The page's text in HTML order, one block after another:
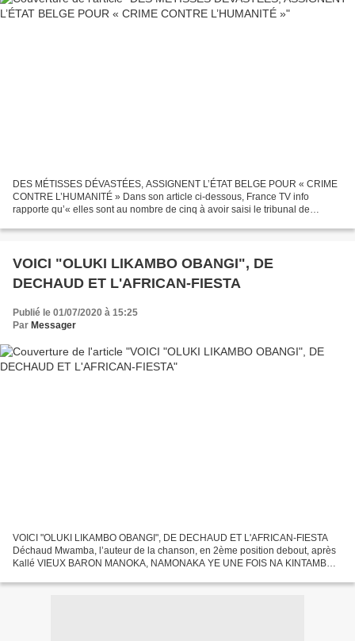
DES MÉTISSES DÉVASTÉES, ASSIGNENT L’ÉTAT BELGE POUR « CRIME
CONTRE L’HUMANITÉ » Dans son article ci-dessous, France TV info
rapporte qu’« elles sont au nombre de cinq à avoir saisi le tribunal de
VOICI "OLUKI LIKAMBO OBANGI", DE
DECHAUD ET L'AFRICAN-FIESTA
Publié le 01/07/2020 à 15:25
Par Messager
VOICI "OLUKI LIKAMBO OBANGI", DE DECHAUD ET L'AFRICAN-FIESTA
Déchaud Mwamba, l’auteur de la chanson, en 2ème position debout, après
Kallé VIEUX BARON MANOKA, NAMONAKA YE UNE FOIS NA KINTAMBO
MIBALE...